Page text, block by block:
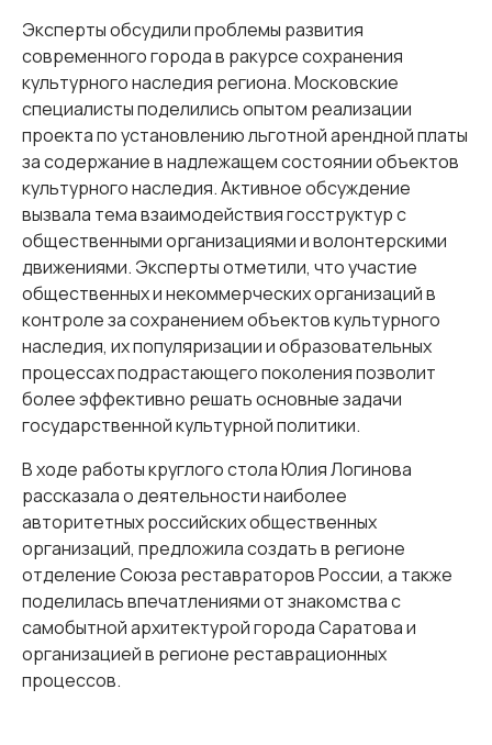
Эксперты обсудили проблемы развития
современного города в ракурсе сохранения
культурного наследия региона. Московские
специалисты поделились опытом реализации
проекта по установлению льготной арендной платы
за содержание в надлежащем состоянии объектов
культурного наследия. Активное обсуждение
вызвала тема взаимодействия госструктур с
общественными организациями и волонтерскими
движениями. Эксперты отметили, что участие
общественных и некоммерческих организаций в
контроле за сохранением объектов культурного
наследия, их популяризации и образовательных
процессах подрастающего поколения позволит
более эффективно решать основные задачи
государственной культурной политики.
В ходе работы круглого стола Юлия Логинова
рассказала о деятельности наиболее
авторитетных российских общественных
организаций, предложила создать в регионе
отделение Союза реставраторов России, а также
поделилась впечатлениями от знакомства с
самобытной архитектурой города Саратова и
организацией в регионе реставрационных
процессов.